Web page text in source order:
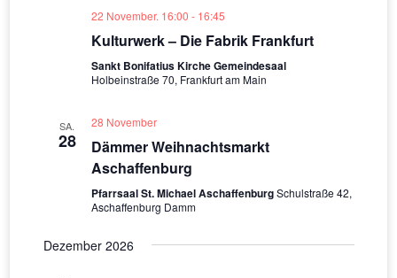
22 November. 16:00 - 16:45
Kulturwerk – Die Fabrik Frankfurt
Sankt Bonifatius Kirche Gemeindesaal
Holbeinstraße 70, Frankfurt am Main
SA.
28
28 November
Dämmer Weihnachtsmarkt
Aschaffenburg
Pfarrsaal St. Michael AschaffenburgSchulstraße 42,
Aschaffenburg Damm
Dezember 2026